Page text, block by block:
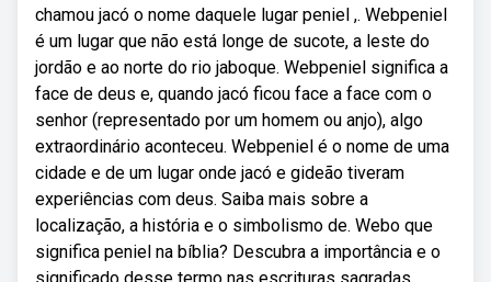
chamou jacó o nome daquele lugar peniel ,. Webpeniel
é um lugar que não está longe de sucote, a leste do
jordão e ao norte do rio jaboque. Webpeniel significa a
face de deus e, quando jacó ficou face a face com o
senhor (representado por um homem ou anjo), algo
extraordinário aconteceu. Webpeniel é o nome de uma
cidade e de um lugar onde jacó e gideão tiveram
experiências com deus. Saiba mais sobre a
localização, a história e o simbolismo de. Webo que
significa peniel na bíblia? Descubra a importância e o